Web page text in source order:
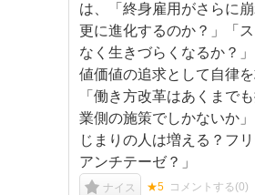
は、「終身雇用がさらに
更に進化するのか？」「
なく生きづらくなるか？
値価値の追求として自律
「働き方改革はあくまで
業側の施策でしかないか
じまりの人は増える？フ
アンチテーゼ？」
ナイス ★5 コメントする(0)